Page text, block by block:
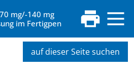
mg/-140 mg
im Fertigpen
auf dieser Seite suchen